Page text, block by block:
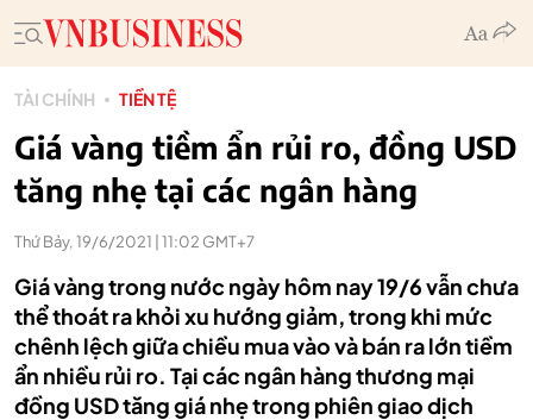
TÀI CHÍNH TIỀN TỆ
Giá vàng tiềm ẩn rủi ro, đồng USD
tăng nhẹ tại các ngân hàng
Thứ Bảy, 19/6/2021 | 11:02 GMT+7
Giá vàng trong nước ngày hôm nay 19/6 vẫn chưa
thể thoát ra khỏi xu hướng giảm, trong khi mức
chênh lệch giữa chiều mua vào và bán ra lớn tiềm
ẩn nhiều rủi ro. Tại các ngân hàng thương mại
đồng USD tăng giá nhẹ trong phiên giao dịch